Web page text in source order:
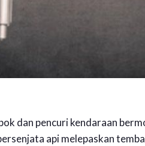
dan pencuri kendaraan
api melepaskan